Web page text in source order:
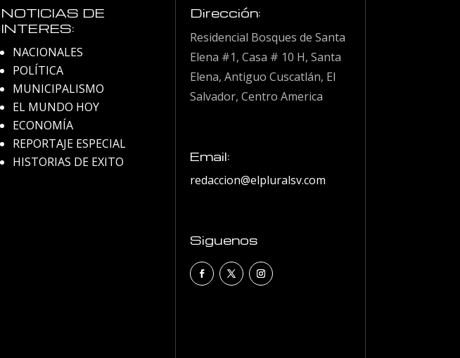
NOTICIAS DE
INTERES:
NACIONALES
POLÍTICA
MUNICIPALISMO
EL MUNDO HOY
ECONOMÍA
REPORTAJE ESPECIAL
HISTORIAS DE EXITO
Dirección:
Residencial Bosques de Santa
Elena #1, Casa # 10 H, Santa
Elena, Antiguo Cuscatlán, El
Salvador, Centro America
Email:
redaccion@elpluralsv.com
Siguenos